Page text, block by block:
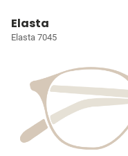
Elasta
Elasta 7045